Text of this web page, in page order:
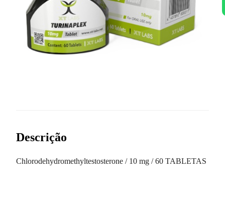
Descrição
Chlorodehydromethyltestosterone / 10 mg / 60 TABLETAS